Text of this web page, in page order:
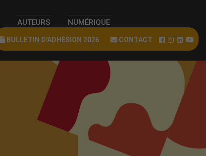
AUTEURS NUMÉRIQUE
BULLETIN D'ADHÉSION 2026 CONTACT